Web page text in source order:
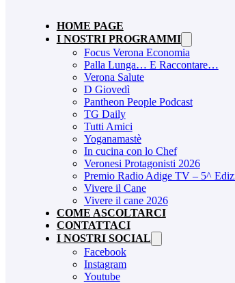
HOME PAGE
I NOSTRI PROGRAMMI
Focus Verona Economia
Palla Lunga… E Raccontare…
Verona Salute
D Giovedì
Pantheon People Podcast
TG Daily
Tutti Amici
Yoganamastè
In cucina con lo Chef
Veronesi Protagonisti 2026
Premio Radio Adige TV – 5^
Vivere il Cane
Vivere il cane 2026
COME ASCOLTARCI
CONTATTACI
I NOSTRI SOCIAL
Facebook
Instagram
Youtube